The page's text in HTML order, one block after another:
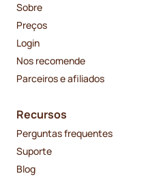
Sobre
Preços
Login
Nos recomende
Parceiros e afiliados
Recursos
Perguntas frequentes
Suporte
Blog